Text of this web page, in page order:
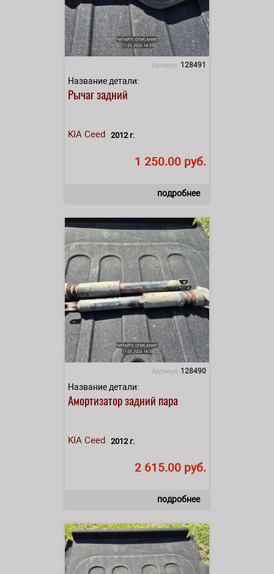
Артикул: 128491
Название детали:
Рычаг задний
KIA Ceed 2012 г.
1 250.00 руб.
подробнее
Артикул: 128490
Название детали:
Амортизатор задний пара
KIA Ceed 2012 г.
2 615.00 руб.
подробнее